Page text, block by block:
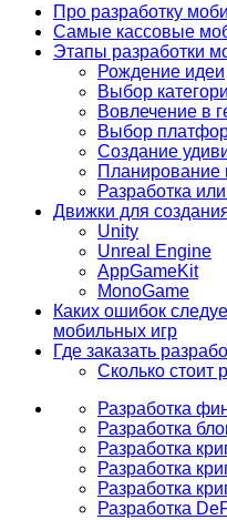
Про разработку
Самые кассовые
Этапы разработки
Рождение идеи
Выбор
Вовлечение в
Выбор
Создание
Планирование
Разработка
Движки для
Unity
Unreal Engine
AppGameKit
MonoGame
Каких ошибок
мобильных игр
Где заказать
Сколько стоит
Разработка
Разработка
Разработка
Разработка
Разработка
Разработка